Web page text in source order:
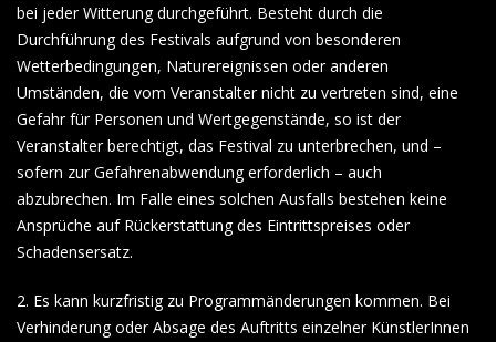
bei jeder Witterung durchgeführt. Besteht durch die
Durchführung des Festivals aufgrund von besonderen
Wetterbedingungen, Naturereignissen oder anderen
Umständen, die vom Veranstalter nicht zu vertreten sind, eine
Gefahr für Personen und Wertgegenstände, so ist der
Veranstalter berechtigt, das Festival zu unterbrechen, und –
sofern zur Gefahrenabwendung erforderlich – auch
abzubrechen. Im Falle eines solchen Ausfalls bestehen keine
Ansprüche auf Rückerstattung des Eintrittspreises oder
Schadensersatz.
2. Es kann kurzfristig zu Programmänderungen kommen. Bei
Verhinderung oder Absage des Auftritts einzelner KünstlerInnen